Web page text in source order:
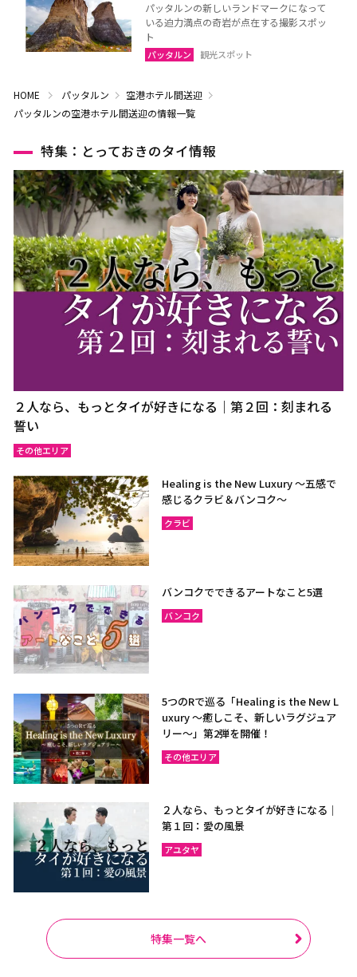
パッタルンの新しいランドマークになって
いる迫力満点の奇岩が点在する撮影スポッ
ト
パッタルン 観光スポット
HOME パッタルン
空港ホテル間送迎
パッタルンの空港ホテル間送迎の情報一覧
特集：とっておきのタイ情報
２人なら、もっとタイが好きになる｜第２回：刻まれる
誓い
その他エリア
Healing is the New Luxury ～五感で
感じるクラビ＆バンコク～
クラビ
バンコクでできるアートなこと5選
バンコク
5つのRで巡る「Healing is the New L
uxury ～癒しこそ、新しいラグジュア
リー〜」第2弾を開催！
その他エリア
２人なら、もっとタイが好きになる｜
第１回：愛の風景
アユタヤ
特集一覧へ